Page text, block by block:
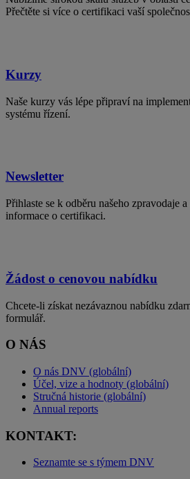
Přečtěte si více o certifikaci vaší
Kurzy
Naše kurzy vás lépe připraví na
systému řízení.
Newsletter
Přihlaste se k odběru našeho zpravodaje
informace o certifikaci.
Žádost o cenovou nabídku
Chcete-li získat nezávaznou nabídku
formulář.
O NÁS
O nás DNV (globální)
Účel, vize a hodnoty (globální)
Stručná historie (globální)
Annual reports
KONTAKT:
Seznamte se s týmem DNV